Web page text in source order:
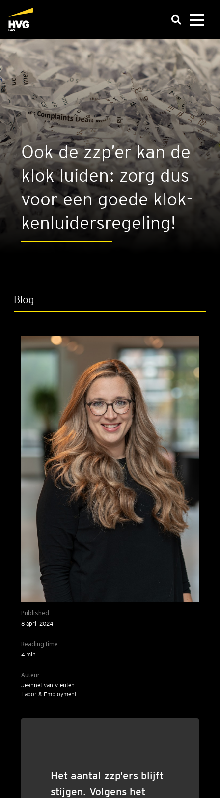
Ook de zzp’er kan de
klok lui­den: zorg dus
voor een goede klok­
ken­lui­ders­re­ge­ling!
Blog
Published
8 april 2024
Reading time
4 min
Auteur
Jeannet van Vleuten
Labor & Employment
Het aan­tal zzp’ers blijft
stij­gen. Vol­gens het